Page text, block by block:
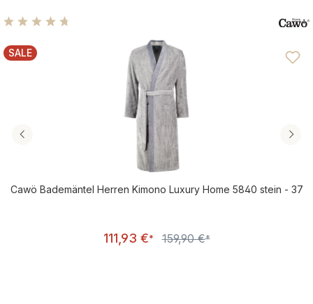
Durchschnittliche Bewertung von 4.81 von 5 Sternen
RABATT
SALE
Cawö Bademäntel Herren Kimono Luxury Home 5840 stein - 37
111,93 €* Regulärer Preis:
159,90 €*